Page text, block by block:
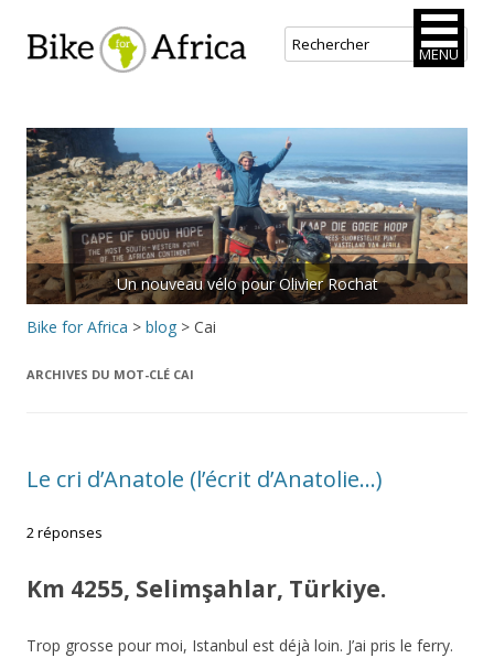
Bike for Africa
au
contenu
principal
Un nouveau vélo pour Olivier Rochat
Bike for Africa > blog > Cai
ARCHIVES DU MOT-CLÉ CAI
Le cri d’Anatole (l’écrit d’Anatolie…)
2 réponses
Km 4255, Selimşahlar, Türkiye.
Trop grosse pour moi, Istanbul est déjà loin. J’ai pris le ferry.
MENU